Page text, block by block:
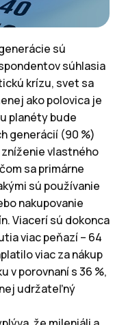
sú
súhlasia
krízu, svet sa
ako polovica je
planéty bude
generácií (90 %)
vlastného
sa primárne
sú používanie
nakupovanie
Viacerí sú dokonca
viac peňazí – 64
viac za nákup
v porovnaní s 36 %,
udržateľný